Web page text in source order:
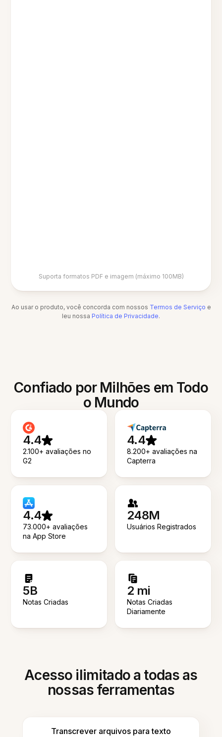
Suporta formatos PDF e imagem (máximo 100MB)
Ao usar o produto, você concorda com nossos Termos de Serviço e
leu nossa Política de Privacidade.
Confiado por Milhões em Todo
o Mundo
4.4
2.100+ avaliações no
G2
4.4
8.200+ avaliações na
Capterra
4.4
73.000+ avaliações
na App Store
248M
Usuários Registrados
5B
Notas Criadas
2 mi
Notas Criadas
Diariamente
Acesso ilimitado a todas as
nossas ferramentas
Transcrever arquivos para texto